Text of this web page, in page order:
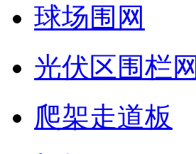
球场围网
光伏区围栏网
爬架走道板